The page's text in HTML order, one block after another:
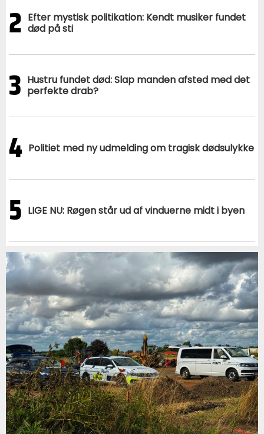
2 Efter mystisk politikation: Kendt musiker fundet
død på sti
3 Hustru fundet død: Slap manden afsted med det
perfekte drab?
4 Politiet med ny udmelding om tragisk dødsulykke
5 LIGE NU: Røgen står ud af vinduerne midt i byen